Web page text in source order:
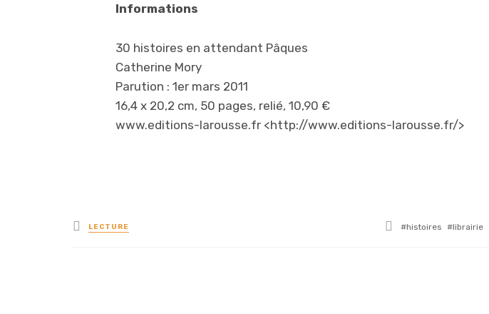
Informations
30 histoires en attendant Pâques
Catherine Mory
Parution : 1er mars 2011
16,4 x 20,2 cm, 50 pages, relié, 10,90 €
www.editions-larousse.fr <http://www.editions-larousse.fr/>
Posted
in
LECTURE
Tagged
histoires librairie